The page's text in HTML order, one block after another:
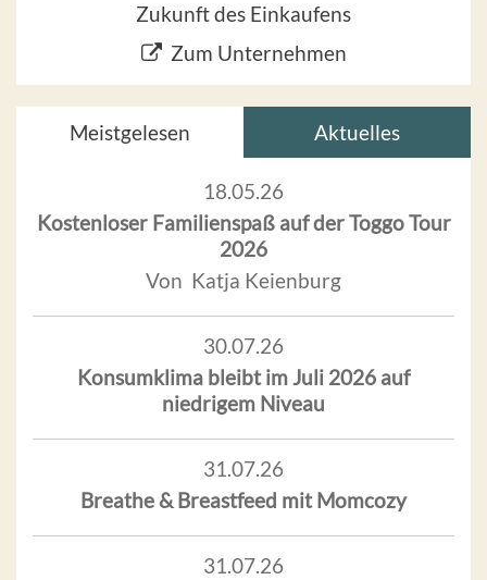
Zukunft des Einkaufens
Zum Unternehmen
Meistgelesen Aktuelles
18.05.26
Kostenloser Familienspaß auf der Toggo Tour
2026
Von Katja Keienburg
30.07.26
Konsumklima bleibt im Juli 2026 auf
niedrigem Niveau
31.07.26
Breathe & Breastfeed mit Momcozy
31.07.26